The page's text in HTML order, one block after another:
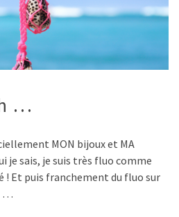
…
MON bijoux et MA
je sais, je suis très fluo comme
! Et puis franchement du fluo sur
…